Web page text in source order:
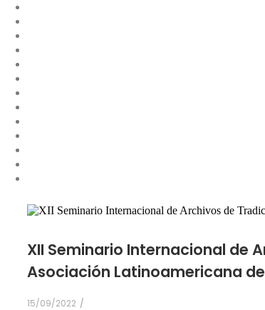
XII Seminario Internacional de
Asociación Latinoamericana
15/09/2022 /